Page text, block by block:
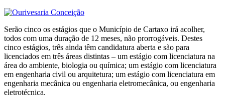
Serão cinco os estágios que o Município de Cartaxo irá acolher,
todos com uma duração de 12 meses, não prorrogáveis. Destes
cinco estágios, três ainda têm candidatura aberta e são para
licenciados em três áreas distintas – um estágio com licenciatura na
área do ambiente, biologia ou química; um estágio com licenciatura
em engenharia civil ou arquitetura; um estágio com licenciatura em
engenharia mecânica ou engenharia eletromecânica, ou engenharia
eletrotécnica.